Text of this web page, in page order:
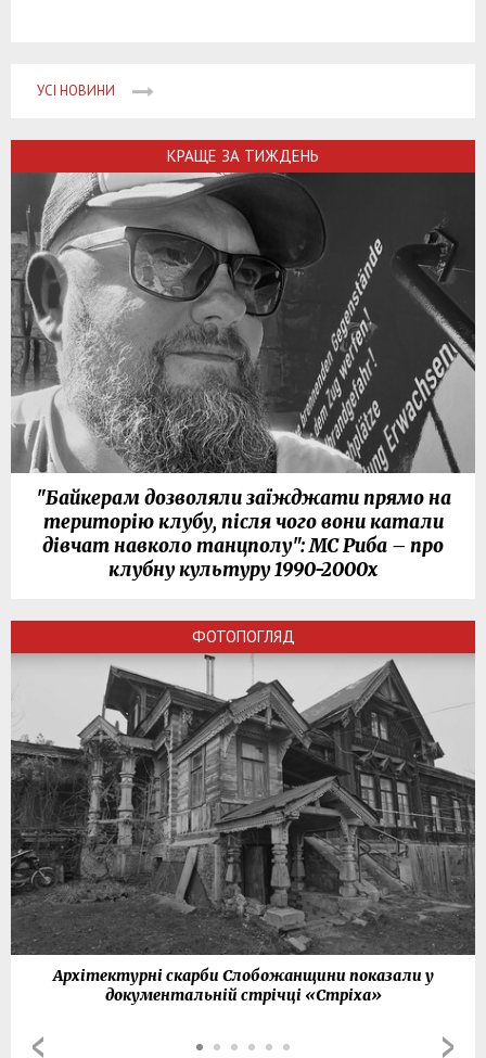
УСІ НОВИНИ
КРАЩЕ ЗА ТИЖДЕНЬ
"Байкерам дозволяли заїжджати прямо на
територію клубу, після чого вони катали
дівчат навколо танцполу": МС Риба – про
клубну культуру 1990-2000х
ФОТОПОГЛЯД
Архітектурні скарби Слобожанщини показали у
документальній стрічці «Стріха»